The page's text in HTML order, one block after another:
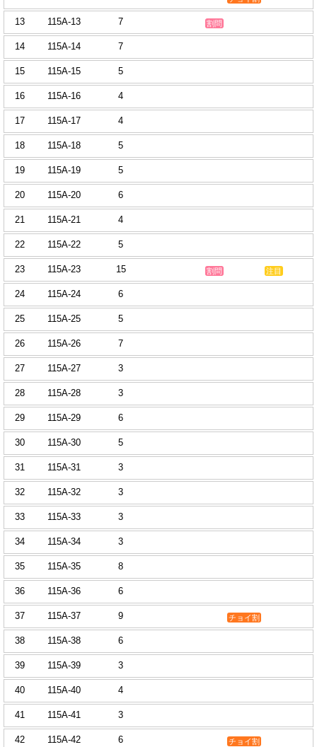
13 115A-13 7 割問
14 115A-14 7
15 115A-15 5
16 115A-16 4
17 115A-17 4
18 115A-18 5
19 115A-19 5
20 115A-20 6
21 115A-21 4
22 115A-22 5
23 115A-23 15 割問 注目
24 115A-24 6
25 115A-25 5
26 115A-26 7
27 115A-27 3
28 115A-28 3
29 115A-29 6
30 115A-30 5
31 115A-31 3
32 115A-32 3
33 115A-33 3
34 115A-34 3
35 115A-35 8
36 115A-36 6
37 115A-37 9 チョイ割
38 115A-38 6
39 115A-39 3
40 115A-40 4
41 115A-41 3
42 115A-42 6 チョイ割